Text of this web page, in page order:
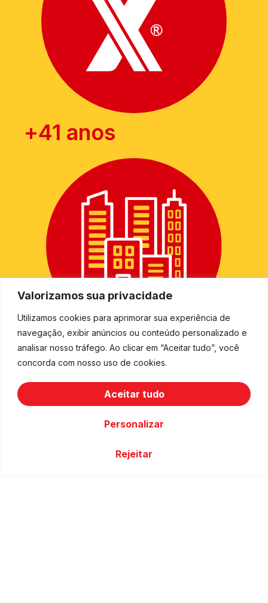
Valorizamos sua privacidade
Utilizamos cookies para aprimorar sua experiência de
navegação, exibir anúncios ou conteúdo personalizado e
analisar nosso tráfego. Ao clicar em “Aceitar tudo”, você
concorda com nosso uso de cookies.
Personalizar
Rejeitar
Aceitar tudo
+41 anos
cidades
+2.500